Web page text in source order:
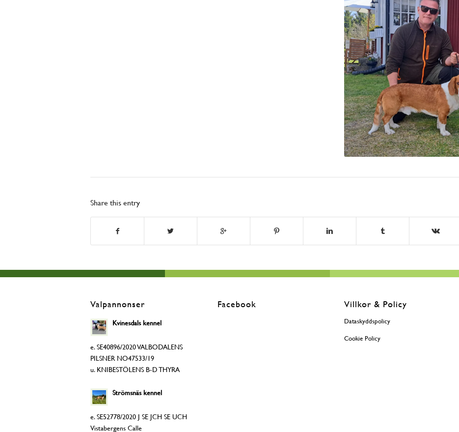
Share this entry
Valpannonser
Kvinesdals kennel
e. SE40896/2020 VALBODALENS
PILSNER NO47533/19
u. KNIBESTÖLENS B-D THYRA
Strömsnäs kennel
e. SE52778/2020 J SE JCH SE UCH
Vistabergens Calle
Facebook Villkor & Policy
Dataskyddspolicy
Cookie Policy